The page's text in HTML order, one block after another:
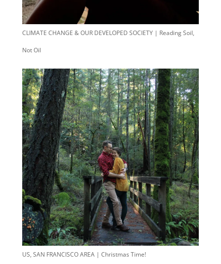
CLIMATE CHANGE & OUR DEVELOPED SOCIETY | Reading Soil,
Not Oil
US, SAN FRANCISCO AREA | Christmas Time!